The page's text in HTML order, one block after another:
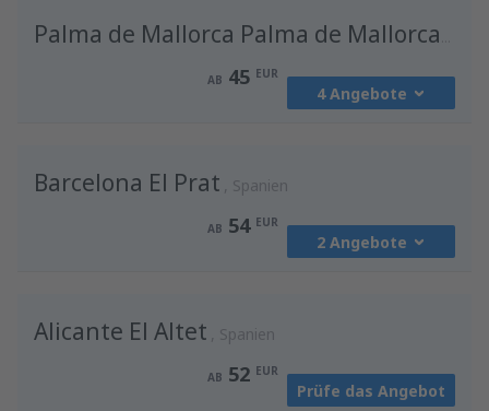
AB 45 EUR
4 Angebote
AB 45EUR
(SZG)
vonKlagenfurt, Klagenfurt Airport
Barcelona El Prat Spanien
AB 54 EUR
2 Angebote
AB 66EUR
Alicante El Altet Spanien
AB 52 EUR
Prüfe das Angebot